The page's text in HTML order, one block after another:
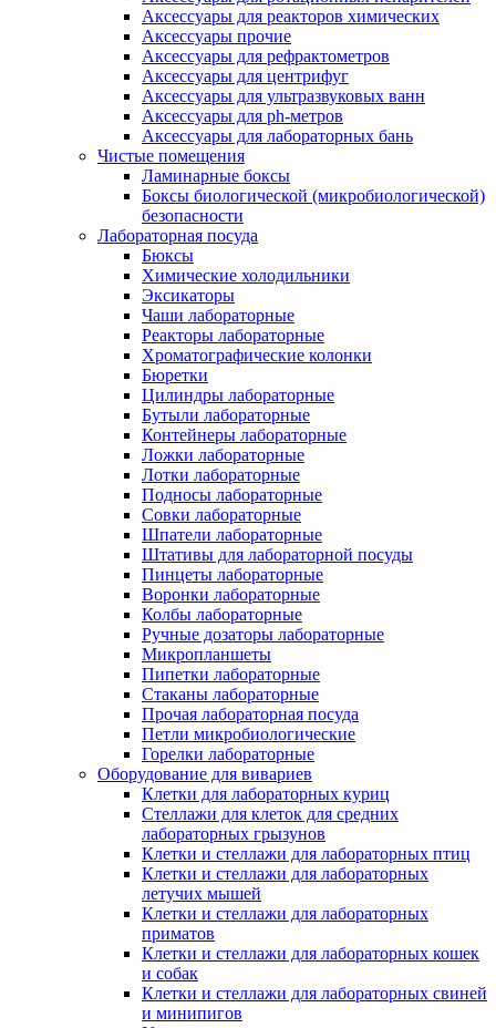
Аксессуары для реакторов химических
Аксессуары прочие
Аксессуары для рефрактометров
Аксессуары для центрифуг
Аксессуары для ультразвуковых ванн
Аксессуары для ph-метров
Аксессуары для лабораторных бань
Чистые помещения
Ламинарные боксы
Боксы биологической (микробиологической)
безопасности
Лабораторная посуда
Бюксы
Химические холодильники
Эксикаторы
Чаши лабораторные
Реакторы лабораторные
Хроматографические колонки
Бюретки
Цилиндры лабораторные
Бутыли лабораторные
Контейнеры лабораторные
Ложки лабораторные
Лотки лабораторные
Подносы лабораторные
Совки лабораторные
Шпатели лабораторные
Штативы для лабораторной посуды
Пинцеты лабораторные
Воронки лабораторные
Колбы лабораторные
Ручные дозаторы лабораторные
Микропланшеты
Пипетки лабораторные
Стаканы лабораторные
Прочая лабораторная посуда
Петли микробиологические
Горелки лабораторные
Оборудование для вивариев
Клетки для лабораторных куриц
Стеллажи для клеток для средних
лабораторных грызунов
Клетки и стеллажи для лабораторных птиц
Клетки и стеллажи для лабораторных
летучих мышей
Клетки и стеллажи для лабораторных
приматов
Клетки и стеллажи для лабораторных кошек
и собак
Клетки и стеллажи для лабораторных свиней
и минипигов